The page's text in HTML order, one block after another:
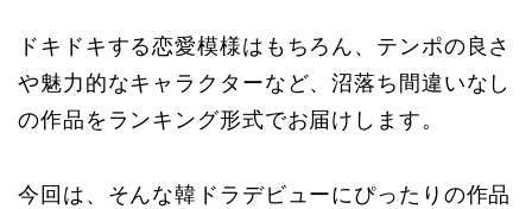
ドキドキする恋愛模様はもちろん、テンポの良さ
や魅力的なキャラクターなど、沼落ち間違いなし
の作品をランキング形式でお届けします。
今回は、そんな韓ドラデビューにぴったりの作品